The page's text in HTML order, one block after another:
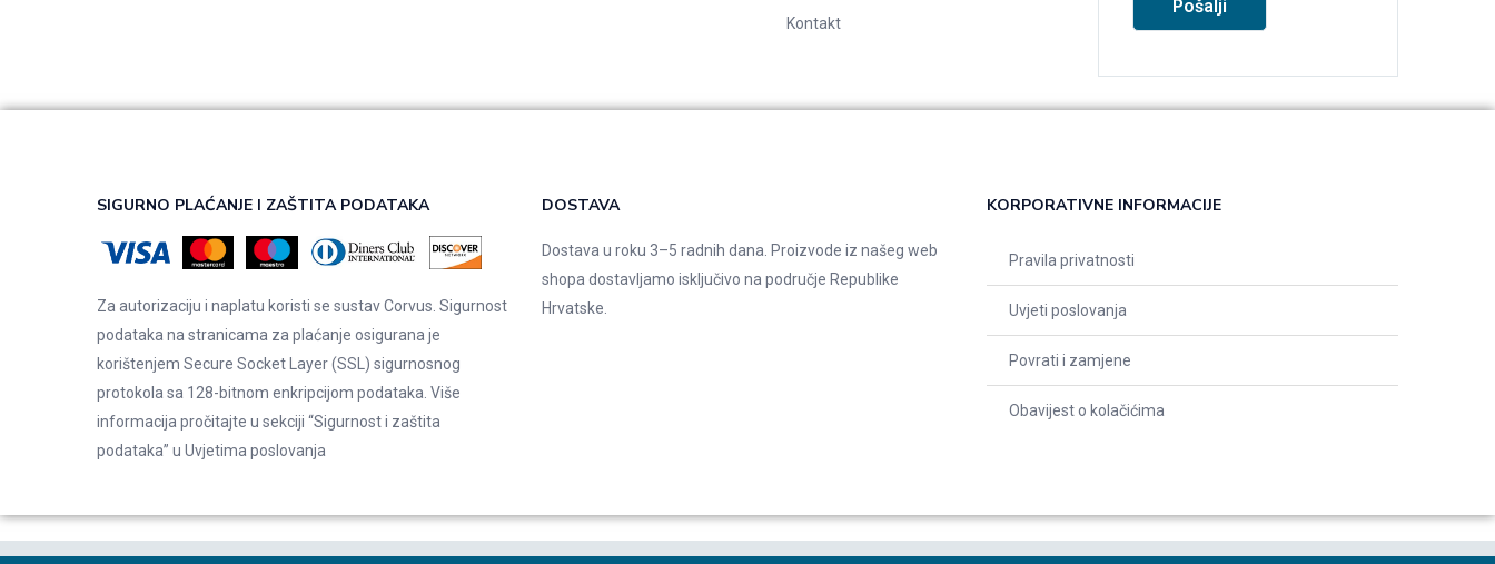
Kontakt
SIGURNO PLAĆANJE I ZAŠTITA PODATAKA
Za autorizaciju i naplatu koristi se sustav Corvus. Sigurnost
podataka na stranicama za plaćanje osigurana je
korištenjem Secure Socket Layer (SSL) sigurnosnog
protokola sa 128-bitnom enkripcijom podataka. Više
informacija pročitajte u sekciji “Sigurnost i zaštita
podataka” u Uvjetima poslovanja
DOSTAVA
Dostava u roku 3–5 radnih dana. Proizvode iz našeg web
shopa dostavljamo isključivo na područje Republike
Hrvatske.
KORPORATIVNE INFORMACIJE
Pravila privatnosti
Uvjeti poslovanja
Povrati i zamjene
Obavijest o kolačićima